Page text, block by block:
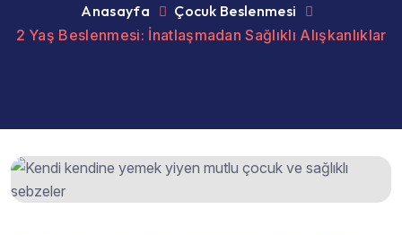
Anasayfa
Çocuk Beslenmesi
2 Yaş Beslenmesi: İnatlaşmadan Sağlıklı Alışkanlıklar